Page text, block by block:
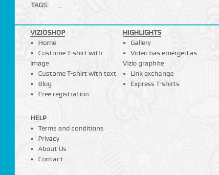
TAGS:
VIZIOSHOP
Home
Custome T-shirt with
image
Custome T-shirt with text
Blog
Free registration
HIGHLIGHTS
Gallery
Video has emerged as
Vizio graphite
Link exchange
Express T-shirts
HELP
Terms and conditions
Privacy
About Us
Contact